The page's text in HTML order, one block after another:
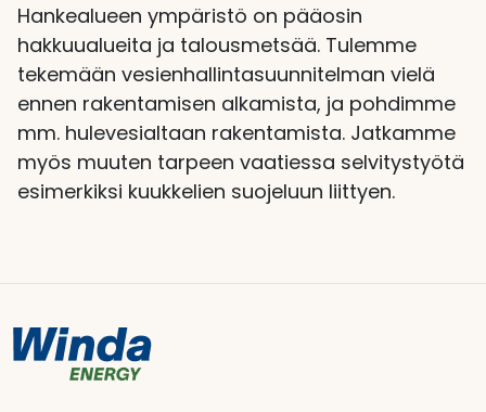
Hankealueen ympäristö on pääosin
hakkuualueita ja talousmetsää. Tulemme
tekemään vesienhallintasuunnitelman vielä
ennen rakentamisen alkamista, ja pohdimme
mm. hulevesialtaan rakentamista. Jatkamme
myös muuten tarpeen vaatiessa selvitystyötä
esimerkiksi kuukkelien suojeluun liittyen.